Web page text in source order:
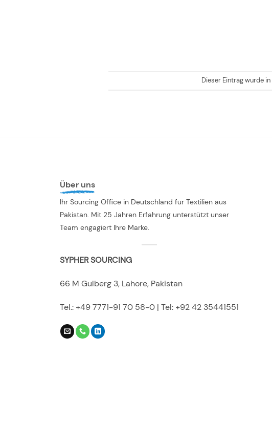
Dieser Eintrag wurde in
Über uns
Ihr Sourcing Office in Deutschland für Textilien aus
Pakistan. Mit 25 Jahren Erfahrung unterstützt unser
Team engagiert Ihre Marke.
SYPHER SOURCING
66 M Gulberg 3, Lahore, Pakistan
Tel.: +49 7771-91 70 58-0 | Tel: +92 42 35441551